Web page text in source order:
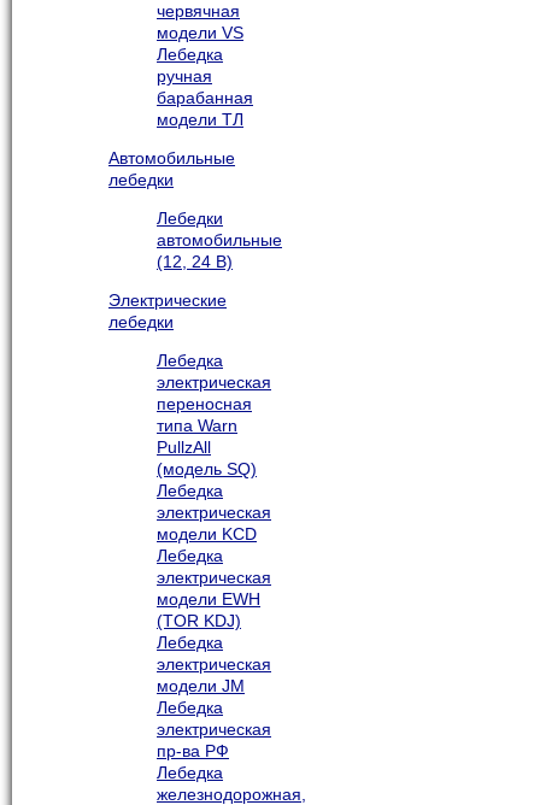
червячная
модели VS
Лебедка
ручная
барабанная
модели ТЛ
Автомобильные
лебедки
Лебедки
автомобильные
(12, 24 В)
Электрические
лебедки
Лебедка
электрическая
переносная
типа Warn
PullzAll
(модель SQ)
Лебедка
электрическая
модели KCD
Лебедка
электрическая
модели EWH
(TOR KDJ)
Лебедка
электрическая
модели JM
Лебедка
электрическая
пр-ва РФ
Лебедка
железнодорожная,